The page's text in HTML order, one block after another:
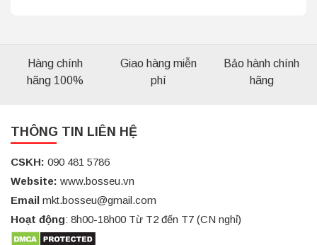
Hàng chính
hãng 100%
Giao hàng miễn
phí
Bảo hành chính
hãng
THÔNG TIN LIÊN HỆ
CSKH: 090 481 5786
Website: www.bosseu.vn
Email mkt.bosseu@gmail.com
Hoạt động: 8h00-18h00 Từ T2 đến T7 (CN nghỉ)